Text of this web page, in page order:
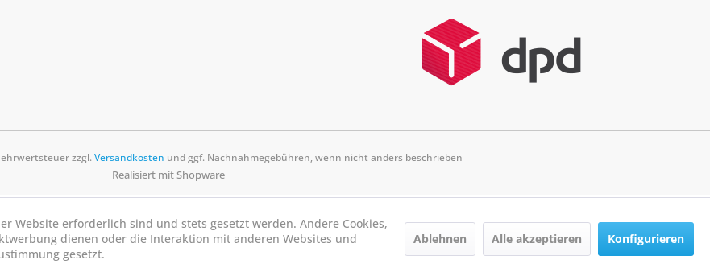
zzgl.Versandkosten und ggf. Nachnahmegebühren, wenn nicht anders beschrieben
Realisiert mit Shopware
Website erforderlich sind und stets gesetzt werden. Andere Cookies,
dienen oder die Interaktion mit anderen Websites und
gesetzt.
Ablehnen Alle akzeptieren Konfigurieren